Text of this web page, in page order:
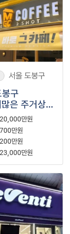
서울 도봉구
봉구
은 주거상권
영 /
영중인 ＂
⭐
20,000만원
700만원
200만원
23,000만원